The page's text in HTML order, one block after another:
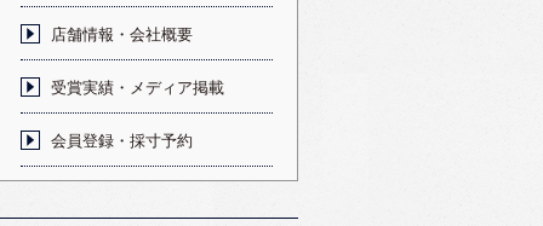
店舗情報・会社概要
受賞実績・メディア掲載
会員登録・採寸予約